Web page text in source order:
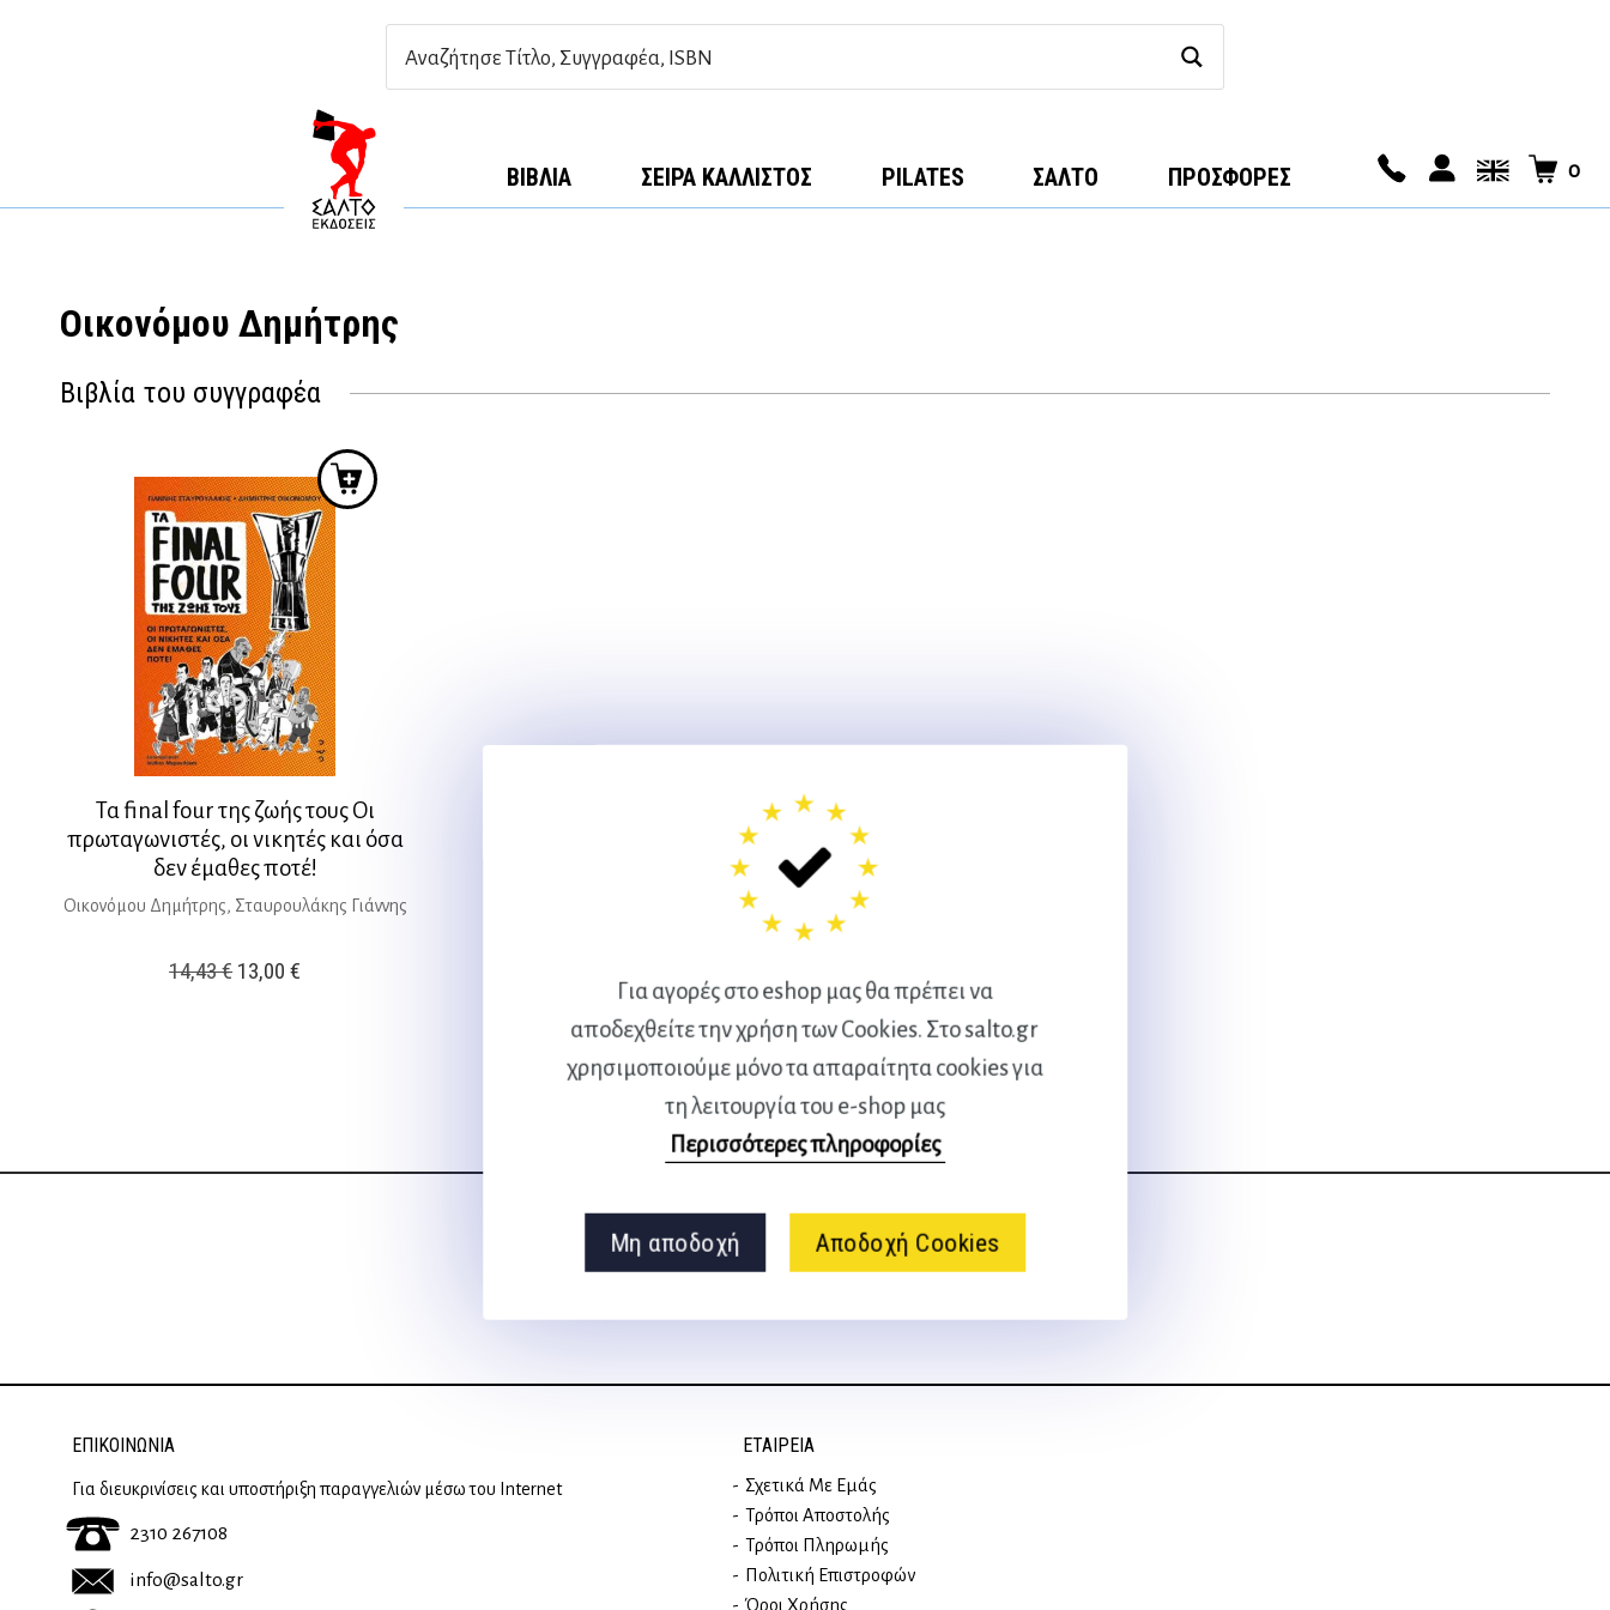
Για αγορές στο eshop μας θα πρέπει να
αποδεχθείτε την χρήση των Cookies. Στο salto.gr
χρησιμοποιούμε μόνο τα απαραίτητα cookies για
τη λειτουργία του e-shop μας
Περισσότερες πληροφορίες
Μη αποδοχή Αποδοχή Cookies
ΒΙΒΛΊΑ ΣΕΙΡΆ ΚΆΛΛΙΣΤΟΣ PILATES ΣΑΛΤΟ ΠΡΟΣΦΟΡΕΣ 0
Οικονόμου Δημήτρης
Βιβλία του συγγραφέα
Τα final four της ζωής τους Οι
πρωταγωνιστές, οι νικητές και όσα
δεν έμαθες ποτέ!
Οικονόμου Δημήτρης, Σταυρουλάκης Γιάννης
14,43€ Original
13,00€
Ακολουθήστε μας
ΕΠΙΚΟΙΝΩΝΊΑ
Για διευκρινίσεις και υποστήριξη παραγγελιών μέσω του Internet
2310 267108
info@salto.gr
ΕΤΑΙΡΕΊΑ
Σχετικά Με Εμάς
Τρόποι Αποστολής
Τρόποι Πληρωμής
Πολιτική Επιστροφών
Όροι Χρήσης